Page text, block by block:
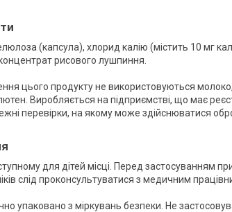
(капсула), хлорид калію (містить 10 мг
рисового лушпиння.
цього продукту не використовуються
Виробляється на підприємстві, що має
перевірки, на якому може здійснюватися
для дітей місці. Перед застосуванням
слід проконсультуватися з медичним
упаковано з міркувань безпеки. Не